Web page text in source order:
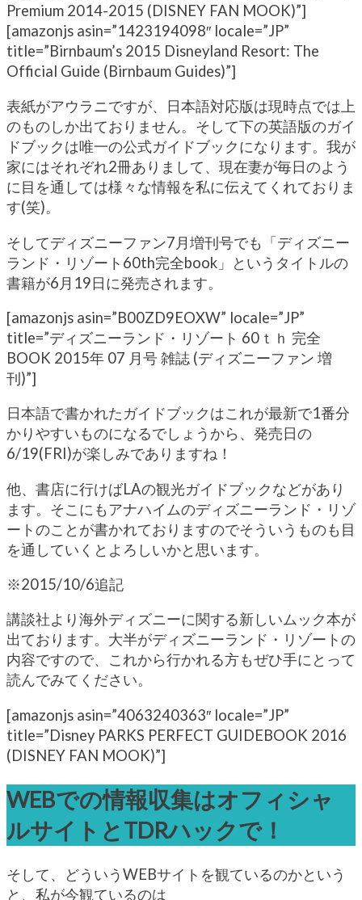
Premium 2014-2015 (DISNEY FAN MOOK)”]
[amazonjs asin=”1423194098″ locale=”JP”
title=”Birnbaum’s 2015 Disneyland Resort: The
Official Guide (Birnbaum Guides)”]
表紙がアウラニですが、日本語対応版は現時点では上
のものしか出ておりません。そして下の英語版のガイ
ドブックは唯一の公式ガイドブックになります。我が
家にはそれぞれ2冊ありまして、現在妻が毎日のよう
に目を通しては様々な情報を私に伝えてくれておりま
す(笑)。
そしてディズニーファン7月増刊号でも「ディズニー
ランド・リゾート60th完全book」というタイトルの
書籍が6月19日に発売されます。
[amazonjs asin=”B00ZD9EOXW” locale=”JP”
title=”ディズニーランド・リゾート 60ｔｈ 完全
BOOK 2015年 07 月号 雑誌 (ディズニーファン 増
刊)”]
日本語で書かれたガイドブックはこれが最新で1番分
かりやすいものになるでしょうから、発売日の
6/19(FRI)が楽しみでありますね！
他、書店に行けばLAの観光ガイドブックなどがあり
ます。そこにもアナハイムのディズニーランド・リゾ
ートのことが書かれておりますのでそういうものも目
を通していくとよろしいかと思います。
※2015/10/6追記
講談社より海外ディズニーに関する新しいムック本が
出ております。大半がディズニーランド・リゾートの
内容ですので、これから行かれる方もぜひ手にとって
読んでみてください。
[amazonjs asin=”4063240363″ locale=”JP”
title=”Disney PARKS PERFECT GUIDEBOOK 2016
(DISNEY FAN MOOK)”]
WEBでの情報収集はオフィシャ
ルサイトとTDRハックで！
そして、どういうWEBサイトを観ているのかという
と、私が今観ているのは